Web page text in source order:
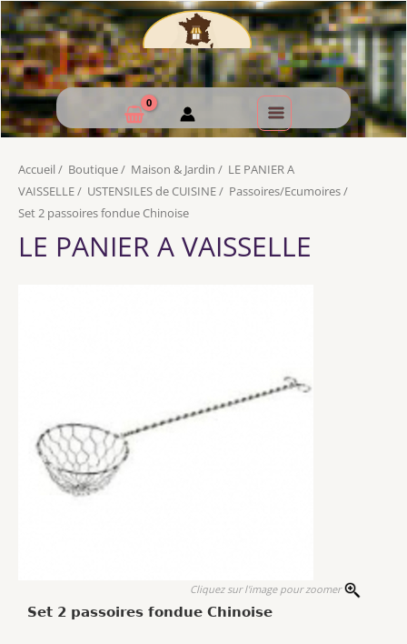
Accueil / Boutique/ Maison & Jardin / LE PANIER A
VAISSELLE/ USTENSILES de CUISINE/ Passoires/Ecumoires/
Set 2 passoires fondue Chinoise
LE PANIER A VAISSELLE
Cliquez sur l'image pour zoomer
Set 2 passoires fondue Chinoise